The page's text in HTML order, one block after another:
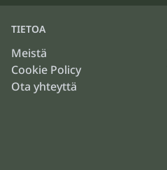
TIETOA
Meistä
Cookie Policy
Ota yhteyttä